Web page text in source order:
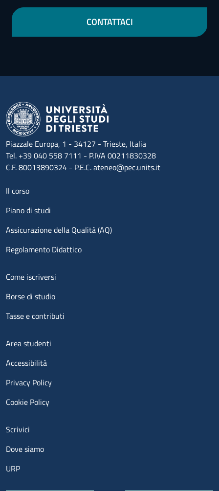
CONTATTACI
Piazzale Europa, 1 - 34127 - Trieste, Italia
Tel. +39 040 558 7111 - P.IVA 00211830328
C.F. 80013890324 - P.E.C. ateneo@pec.units.it
Menu footer 1
Il corso
Piano di studi
Assicurazione della Qualità (AQ)
Regolamento Didattico
Menu footer 2
Come iscriversi
Borse di studio
Tasse e contributi
Menu footer 3
Area studenti
Accessibilità
Privacy Policy
Cookie Policy
Menu contatti
Scrivici
Dove siamo
URP